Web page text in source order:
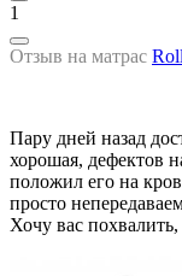
1
Отзыв на матрас
Пару дней назад
хорошая, дефектов
положил его на
просто
Хочу вас